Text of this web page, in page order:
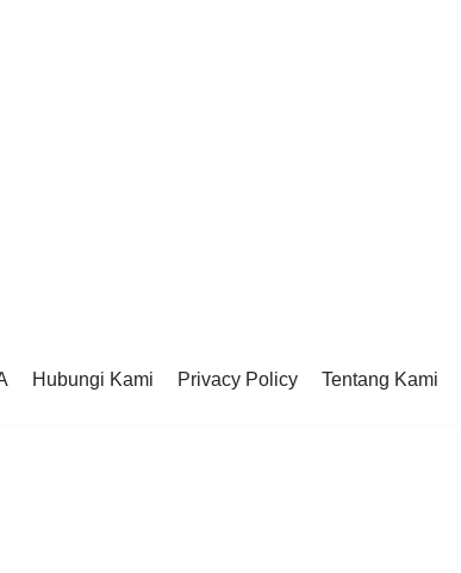
Hubungi Kami Privacy Policy Tentang Kami